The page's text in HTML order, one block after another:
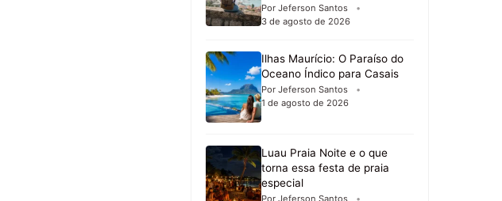
Por Jeferson Santos
3 de agosto de 2026
Ilhas Maurício: O Paraíso do
Oceano Índico para Casais
Por Jeferson Santos
1 de agosto de 2026
Luau Praia Noite e o que
torna essa festa de praia
especial